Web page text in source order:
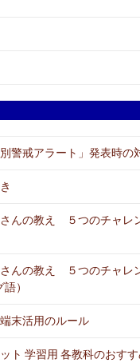
別警戒アラート」発表時の
さんの教え ５つのチャレ
さんの教え ５つのチャレ
）
末活用のルール
ト 学習用 各教科のおす